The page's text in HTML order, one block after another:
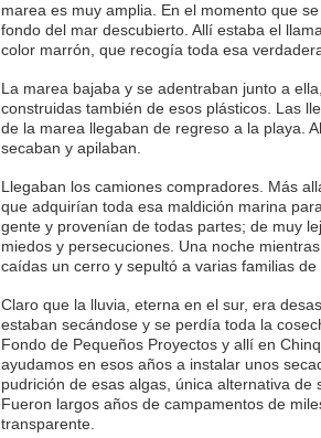
marea es muy amplia. En el momento que
fondo del mar descubierto. Allí estaba el
color marrón, que recogía toda esa
La marea bajaba y se adentraban junto a
construidas también de esos plásticos. Las
de la marea llegaban de regreso a la playa.
secaban y apilaban.
Llegaban los camiones compradores. Más
que adquirían toda esa maldición marina
gente y provenían de todas partes; de muy
miedos y persecuciones. Una noche
caídas un cerro y sepultó a varias familias de
Claro que la lluvia, eterna en el sur, era
estaban secándose y se perdía toda la
Fondo de Pequeños Proyectos y allí en
ayudamos en esos años a instalar unos
pudrición de esas algas, única alternativa de
Fueron largos años de campamentos de
transparente.